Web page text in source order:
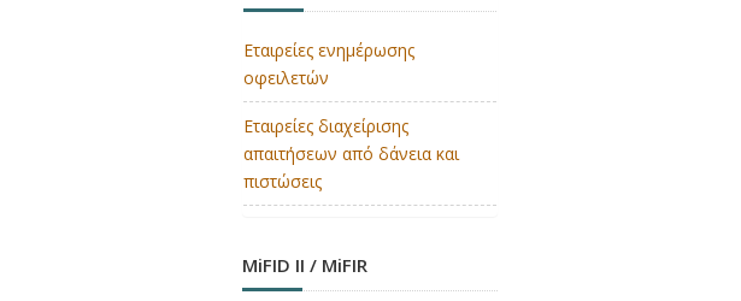
Εταιρείες ενημέρωσης
οφειλετών
Εταιρείες διαχείρισης
απαιτήσεων από δάνεια και
πιστώσεις
MiFID II / MiFIR